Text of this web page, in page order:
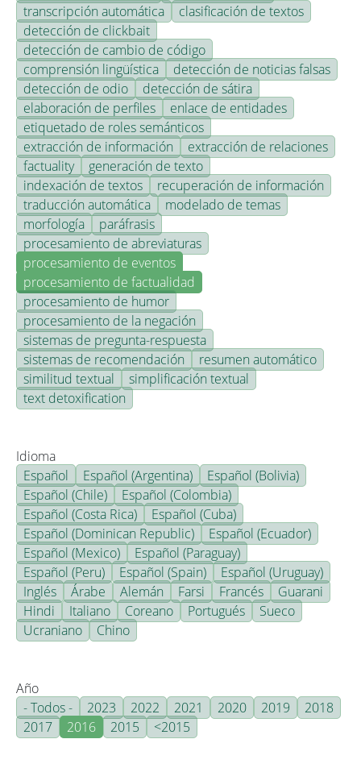
transcripción automática
clasificación de textos
detección de clickbait
detección de cambio de código
comprensión lingüística
detección de noticias falsas
detección de odio
detección de sátira
elaboración de perfiles
enlace de entidades
etiquetado de roles semánticos
extracción de información
extracción de relaciones
factuality
generación de texto
indexación de textos
recuperación de información
traducción automática
modelado de temas
morfología
paráfrasis
procesamiento de abreviaturas
procesamiento de eventos
procesamiento de factualidad
procesamiento de humor
procesamiento de la negación
sistemas de pregunta-respuesta
sistemas de recomendación
resumen automático
similitud textual
simplificación textual
text detoxification
Idioma
Español
Español (Argentina)
Español (Bolivia)
Español (Chile)
Español (Colombia)
Español (Costa Rica)
Español (Cuba)
Español (Dominican Republic)
Español (Ecuador)
Español (Mexico)
Español (Paraguay)
Español (Peru)
Español (Spain)
Español (Uruguay)
Inglés
Árabe Alemán Farsi Francés
Guarani
Hindi
Italiano Coreano Portugués
Sueco
Ucraniano
Chino
Año
- Todos -
2023 2022 2021 2020 2019
2018
2017
2016 2015 <2015